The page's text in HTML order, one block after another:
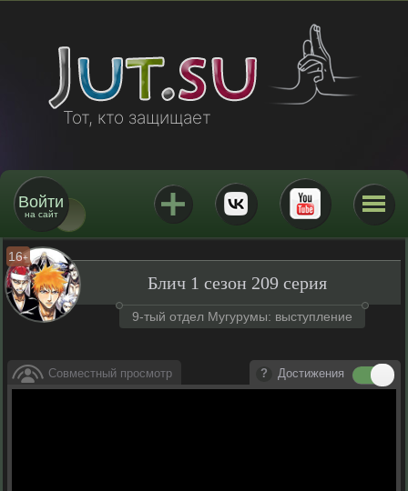
Тот, кто защищает
Войти
на сайт
16+
Блич 1 сезон 209 серия
9-тый отдел Мугурумы: выступление
Совместный просмотр Достижения